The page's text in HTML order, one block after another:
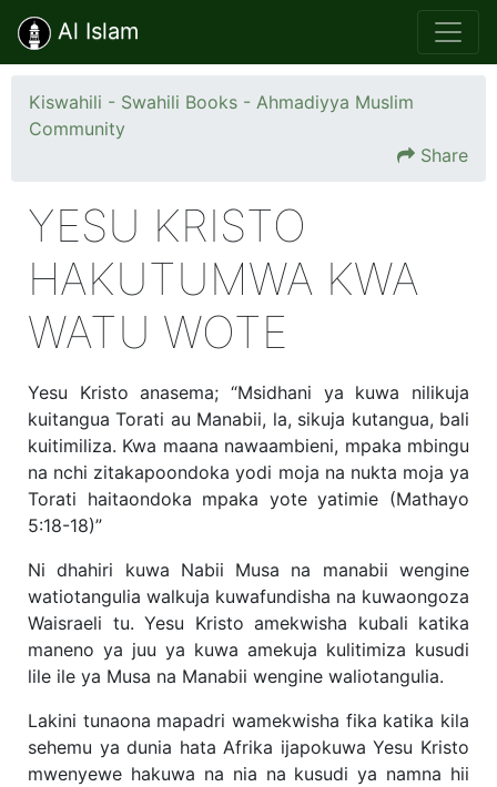
Al Islam
Kiswahili - Swahili Books - Ahmadiyya Muslim
Community
Share
YESU KRISTO
HAKUTUMWA KWA
WATU WOTE
Yesu Kristo anasema; “Msidhani ya kuwa nilikuja
kuitangua Torati au Manabii, la, sikuja kutangua, bali
kuitimiliza. Kwa maana nawaambieni, mpaka mbingu
na nchi zitakapoondoka yodi moja na nukta moja ya
Torati haitaondoka mpaka yote yatimie (Mathayo
5:18-18)”
Ni dhahiri kuwa Nabii Musa na manabii wengine
watiotangulia walkuja kuwafundisha na kuwaongoza
Waisraeli tu. Yesu Kristo amekwisha kubali katika
maneno ya juu ya kuwa amekuja kulitimiza kusudi
lile ile ya Musa na Manabii wengine waliotangulia.
Lakini tunaona mapadri wamekwisha fika katika kila
sehemu ya dunia hata Afrika ijapokuwa Yesu Kristo
mwenyewe hakuwa na nia na kusudi ya namna hii